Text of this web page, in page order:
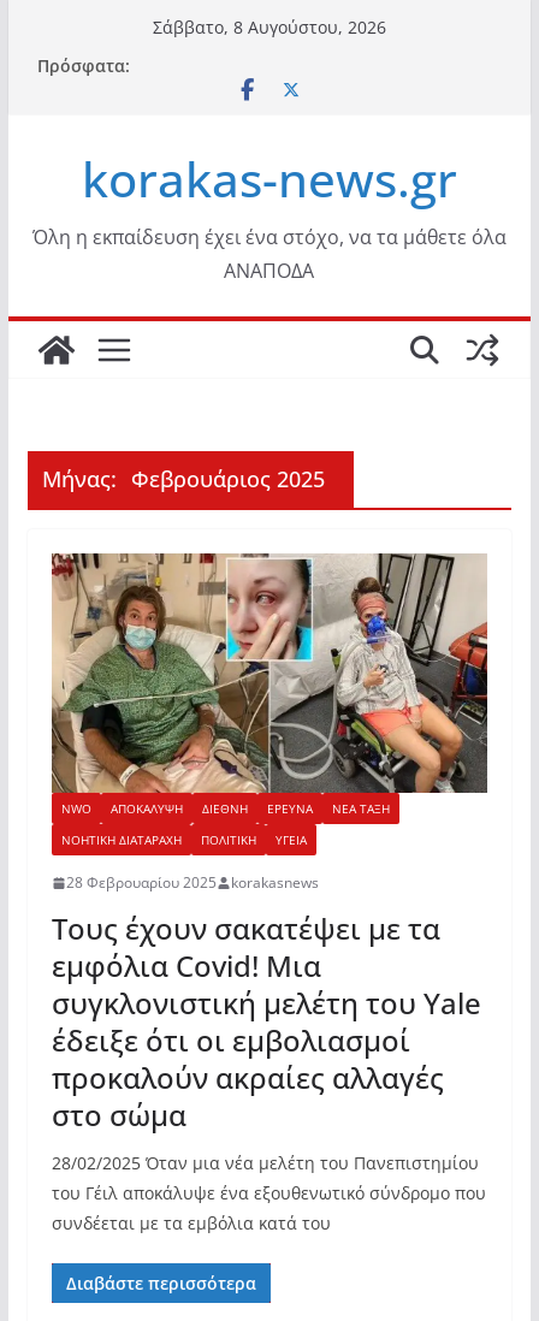
περιεχόμενο
Σάββατο, 8 Αυγούστου, 2026
Πρόσφατα:
korakas-news.gr
Όλη η εκπαίδευση έχει ένα στόχο, να τα μάθετε όλα
ΑΝΑΠΟΔΑ
Μήνας: Φεβρουάριος 2025
NWO ΑΠΟΚΑΛΥΨΗ ΔΙΕΘΝΗ ΕΡΕΥΝΑ
ΝΕΑ ΤΑΞΗ
ΝΟΗΤΙΚΗ ΔΙΑΤΑΡΑΧΗ
ΠΟΛΙΤΙΚΗ ΥΓΕΙΑ
28 Φεβρουαρίου 2025 korakasnews
Τους έχουν σακατέψει με τα
εμφόλια Covid! Μια
συγκλονιστική μελέτη του Yale
έδειξε ότι οι εμβολιασμοί
προκαλούν ακραίες αλλαγές
στο σώμα
28/02/2025 Όταν μια νέα μελέτη του Πανεπιστημίου
του Γέιλ αποκάλυψε ένα εξουθενωτικό σύνδρομο που
συνδέεται με τα εμβόλια κατά του
Διαβάστε περισσότερα